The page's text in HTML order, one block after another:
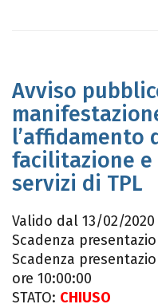
Avviso
l’affidamento
facilitazione
servizi di TPL
Valido dal 13/02/
Scadenza
Scadenza
ore 10:00:00
STATO: CHIUSO